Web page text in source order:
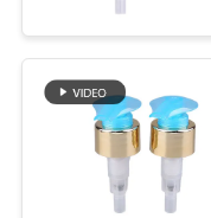
PRIVACY
POLICY